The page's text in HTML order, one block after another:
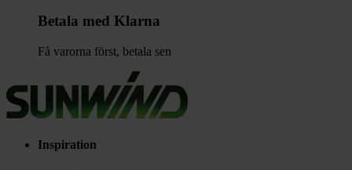
Betala med Klarna
Få varorna först, betala sen
Inspiration